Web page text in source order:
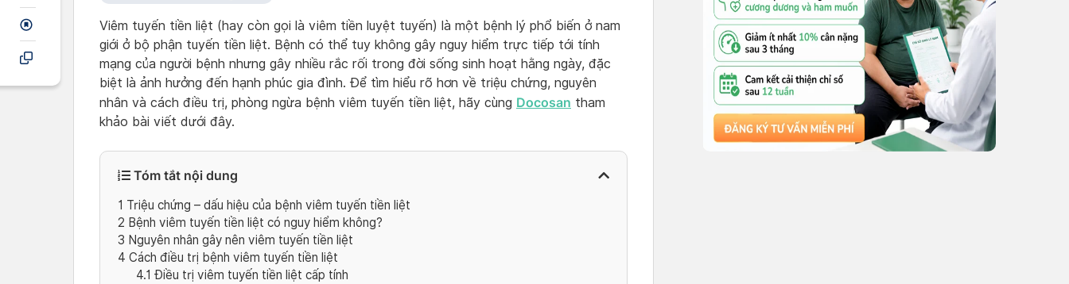
Viêm tuyến tiền liệt (hay còn gọi là viêm tiền luyệt tuyến) là một bệnh lý phổ biến ở nam
giới ở bộ phận tuyến tiền liệt. Bệnh có thể tuy không gây nguy hiểm trực tiếp tới tính
mạng của người bệnh nhưng gây nhiều rắc rối trong đời sống sinh hoạt hằng ngày, đặc
biệt là ảnh hưởng đến hạnh phúc gia đình. Để tìm hiểu rõ hơn về triệu chứng, nguyên
nhân và cách điều trị, phòng ngừa bệnh viêm tuyến tiền liệt, hãy cùng Docosan tham
khảo bài viết dưới đây.
Tóm tắt nội dung
1 Triệu chứng – dấu hiệu của bệnh viêm tuyến tiền liệt
2 Bệnh viêm tuyến tiền liệt có nguy hiểm không?
3 Nguyên nhân gây nên viêm tuyến tiền liệt
4 Cách điều trị bệnh viêm tuyến tiền liệt
4.1 Điều trị viêm tuyến tiền liệt cấp tính